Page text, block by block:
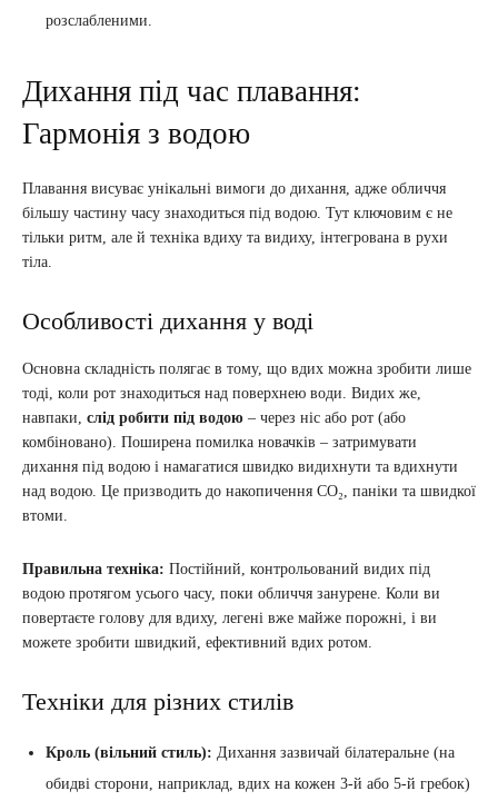
розслабленими.
Дихання під час плавання:
Гармонія з водою
Плавання висуває унікальні вимоги до дихання, адже обличчя
більшу частину часу знаходиться під водою. Тут ключовим є не
тільки ритм, але й техніка вдиху та видиху, інтегрована в рухи
тіла.
Особливості дихання у воді
Основна складність полягає в тому, що вдих можна зробити лише
тоді, коли рот знаходиться над поверхнею води. Видих же,
навпаки, слід робити під водою – через ніс або рот (або
комбіновано). Поширена помилка новачків – затримувати
дихання під водою і намагатися швидко видихнути та вдихнути
над водою. Це призводить до накопичення CO₂, паніки та швидкої
втоми.
Правильна техніка: Постійний, контрольований видих під
водою протягом усього часу, поки обличчя занурене. Коли ви
повертаєте голову для вдиху, легені вже майже порожні, і ви
можете зробити швидкий, ефективний вдих ротом.
Техніки для різних стилів
Кроль (вільний стиль): Дихання зазвичай білатеральне (на
обидві сторони, наприклад, вдих на кожен 3-й або 5-й гребок)